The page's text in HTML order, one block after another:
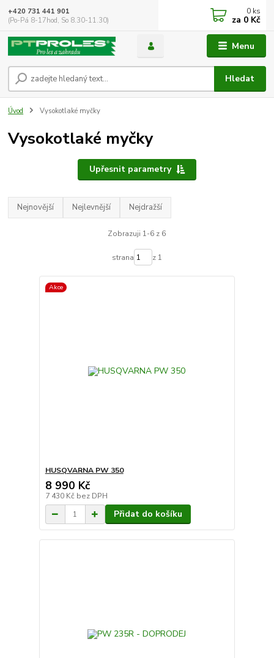
Menu
Hledat
+420 731 441 901
(Po-Pá 8-17hod, So 8.30-11.30)
0 ks
za 0 Kč
Úvod Vysokotlaké myčky
Vysokotlaké myčky
Upřesnit parametry
Nejnovější Nejlevnější Nejdražší
Zobrazuji 1-6 z 6
strana z 1
Akce
HUSQVARNA PW 350
8 990 Kč
7 430 Kč bez DPH
Přidat do košíku